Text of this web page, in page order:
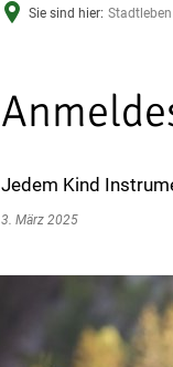
Sie sind hier:
Jedem Kind
3. März 2025